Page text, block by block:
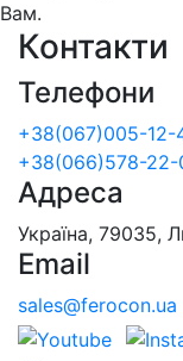
Вам.
Контакти
Телефони
+38(067)005-12-
+38(066)578-22-
Адреса
Україна, 79035,
Email
sales@ferocon.ua